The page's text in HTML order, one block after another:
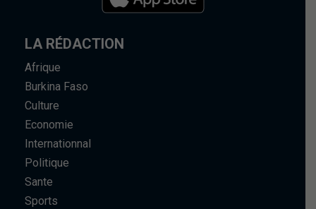
LA RÉDACTION
Afrique
Burkina Faso
Culture
Economie
Internationnal
Politique
Sante
Sports